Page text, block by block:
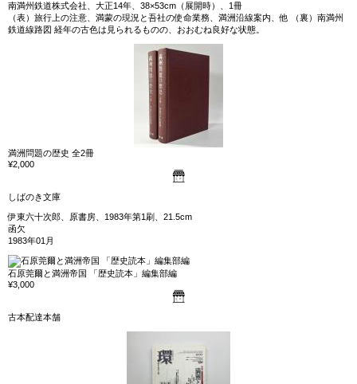
南満州鉄道株式会社、大正14年、38×53cm（展開時）、1冊
（表）旅行上の注意、満蒙の現況と吾社の使命業務、満洲沿線案内、他 （裏）南満州
鉄道線路図 経年の古色は見られるものの、おおむね良好な状態。
満洲問題の歴史 全2冊
¥2,000
しばのき文庫
伊東六十次郎、原書房、1983年第1刷、21.5cm
函欠
1983年01月
石原莞爾と満洲帝国 「歴史読本」編集部編
¥3,000
古本配達本舗